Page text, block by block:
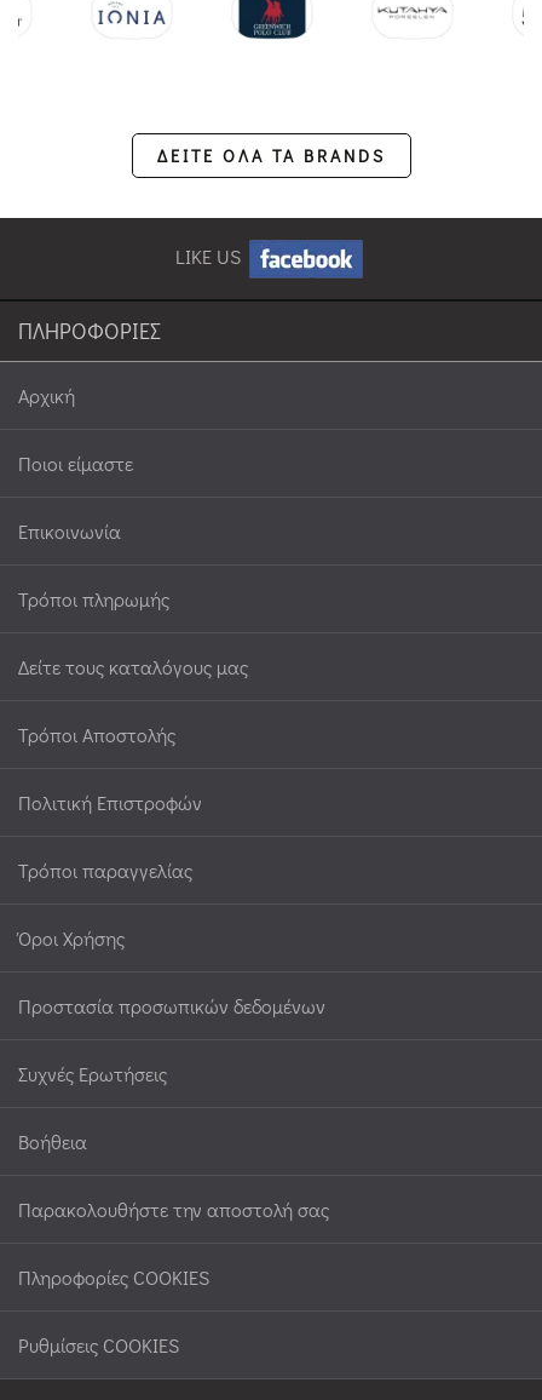
ΔΕΙΤΕ ΟΛΑ ΤΑ BRANDS
LIKE US
ΠΛΗΡΟΦΟΡΙΕΣ
Αρχική
Ποιοι είμαστε
Επικοινωνία
Τρόποι πληρωμής
Δείτε τους καταλόγους μας
Τρόποι Αποστολής
Πολιτική Επιστροφών
Τρόποι παραγγελίας
Όροι Χρήσης
Προστασία προσωπικών δεδομένων
Συχνές Ερωτήσεις
Βοήθεια
Παρακολουθήστε την αποστολή σας
Πληροφορίες COOKIES
Ρυθμίσεις COOKIES